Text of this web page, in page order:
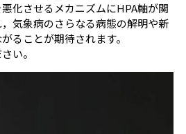
化させるメカニズムにHPA軸が関
気象病のさらなる病態の解明や新
ることが期待されます。
い。